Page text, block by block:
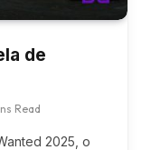
de
Read
2025, o